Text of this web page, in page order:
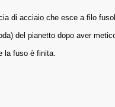
di acciaio che esce a filo
del pianetto dopo aver
la fuso è finita.